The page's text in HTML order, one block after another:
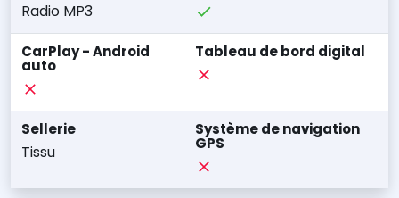
Radio MP3
CarPlay - Android
auto
Tableau de bord digital
Sellerie
Tissu
Système de navigation
GPS